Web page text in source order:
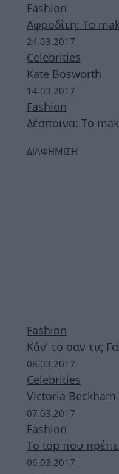
Fashion
Aφροδίτη: Το
24.03.2017
Celebrities
Κate Bosworth
14.03.2017
Fashion
Δέσποινα: Το
ΔΙΑΦΗΜΙΣΗ
Fashion
Κάν’ το σαν τις
08.03.2017
Celebrities
Victoria Beckham
07.03.2017
Fashion
Το top που
06.03.2017